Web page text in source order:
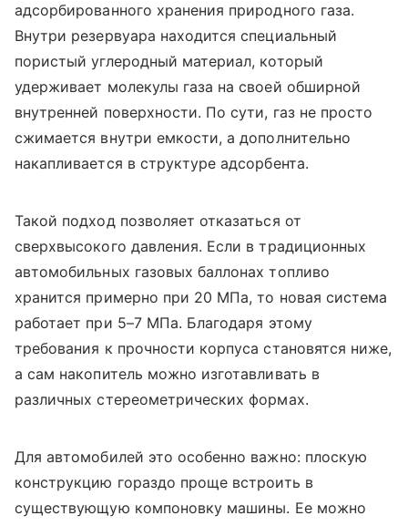
адсорбированного хранения природного газа.
Внутри резервуара находится специальный
пористый углеродный материал, который
удерживает молекулы газа на своей обширной
внутренней поверхности. По сути, газ не просто
сжимается внутри емкости, а дополнительно
накапливается в структуре адсорбента.
Такой подход позволяет отказаться от
сверхвысокого давления. Если в традиционных
автомобильных газовых баллонах топливо
хранится примерно при 20 МПа, то новая система
работает при 5–7 МПа. Благодаря этому
требования к прочности корпуса становятся ниже,
а сам накопитель можно изготавливать в
различных стереометрических формах.
Для автомобилей это особенно важно: плоскую
конструкцию гораздо проще встроить в
существующую компоновку машины. Ее можно